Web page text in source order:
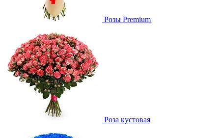
Розы Premium
Роза кустовая